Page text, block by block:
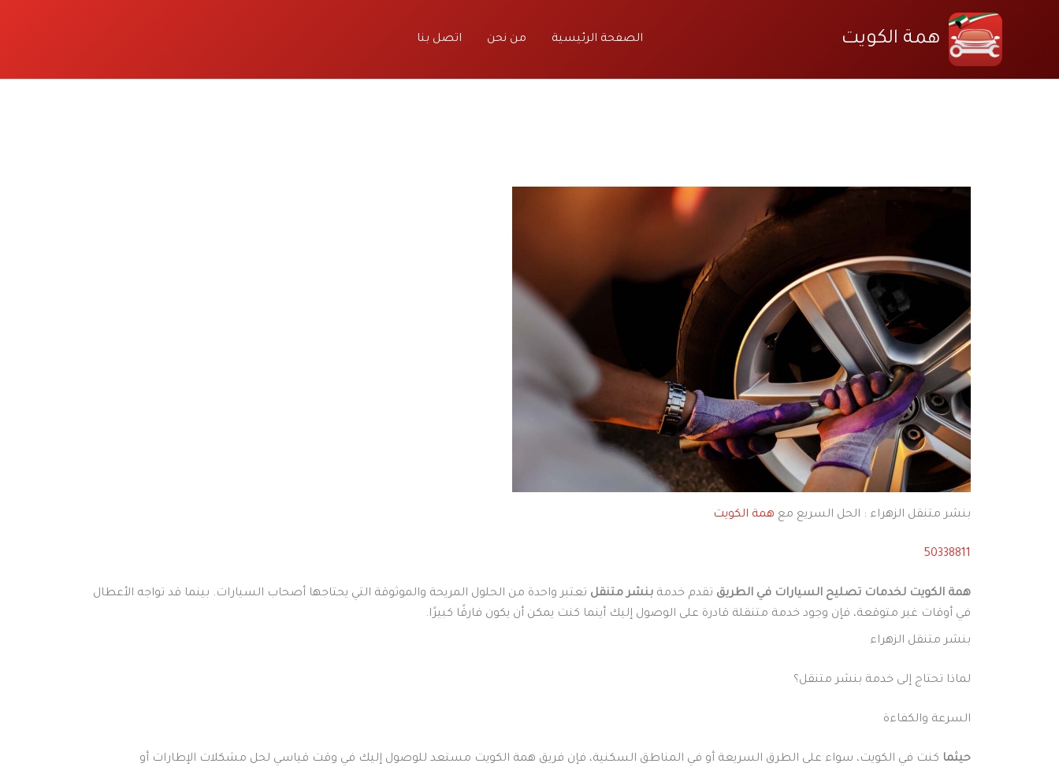
همة الكويت الصفحة الرئيسية من نحن اتصل بنا
بنشر متنقل الزهراء : الحل السريع مع همة الكويت
50338811
همة الكويت لخدمات تصليح السيارات في الطريق تقدم خدمة بنشر متنقل تعتبر واحدة من الحلول المريحة والموثوقة التي يحتاجها أصحاب السيارات. بينما قد تواجه الأعطال
في أوقات غير متوقعة، فإن وجود خدمة متنقلة قادرة على الوصول إليك أينما كنت يمكن أن يكون فارقًا كبيرًا.
بنشر متنقل الزهراء
لماذا تحتاج إلى خدمة بنشر متنقل؟
السرعة والكفاءة
حيثما كنت في الكويت، سواء على الطرق السريعة أو في المناطق السكنية، فإن فريق همة الكويت مستعد للوصول إليك في وقت قياسي لحل مشكلات الإطارات أو